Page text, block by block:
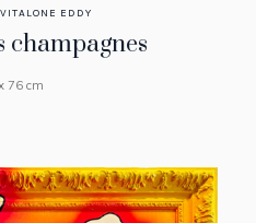
VITALONE EDDY
champagnes
76 cm